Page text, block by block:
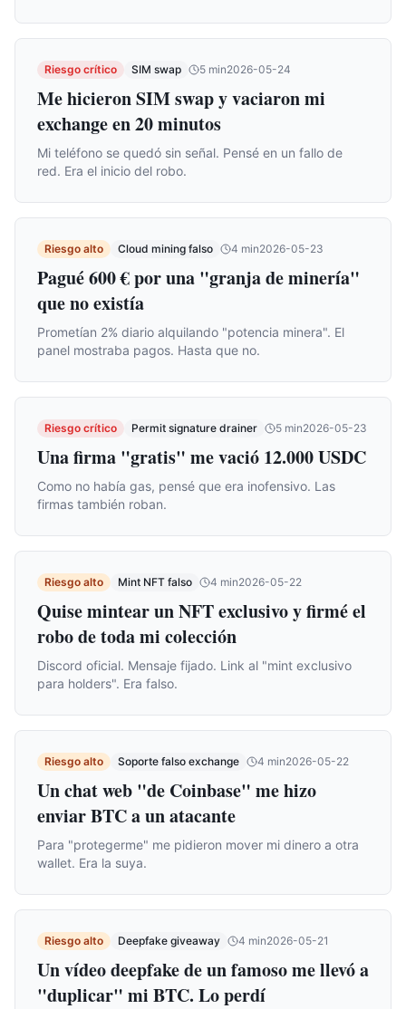
Riesgo crítico SIM swap 5 min2026-05-24
Me hicieron SIM swap y vaciaron mi
exchange en 20 minutos
Mi teléfono se quedó sin señal. Pensé en un fallo de
red. Era el inicio del robo.
Riesgo alto Cloud mining falso 4 min2026-05-23
Pagué 600 € por una "granja de minería"
que no existía
Prometían 2% diario alquilando "potencia minera". El
panel mostraba pagos. Hasta que no.
Riesgo crítico Permit signature drainer 5 min2026-05-23
Una firma "gratis" me vació 12.000 USDC
Como no había gas, pensé que era inofensivo. Las
firmas también roban.
Riesgo alto Mint NFT falso 4 min2026-05-22
Quise mintear un NFT exclusivo y firmé el
robo de toda mi colección
Discord oficial. Mensaje fijado. Link al "mint exclusivo
para holders". Era falso.
Riesgo alto Soporte falso exchange 4 min2026-05-22
Un chat web "de Coinbase" me hizo
enviar BTC a un atacante
Para "protegerme" me pidieron mover mi dinero a otra
wallet. Era la suya.
Riesgo alto Deepfake giveaway 4 min2026-05-21
Un vídeo deepfake de un famoso me llevó a
"duplicar" mi BTC. Lo perdí